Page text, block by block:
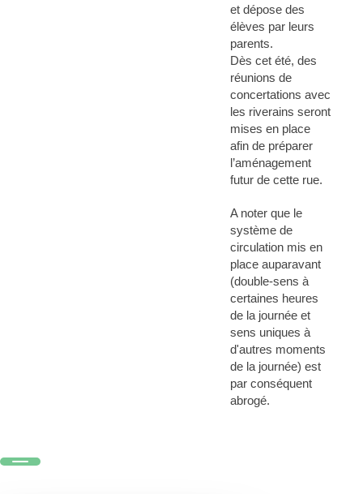
et dépose des
élèves par leurs
parents.
Dès cet été, des
réunions de
concertations avec
les riverains seront
mises en place
afin de préparer
l’aménagement
futur de cette rue.
A noter que le
système de
circulation mis en
place auparavant
(double-sens à
certaines heures
de la journée et
sens uniques à
d'autres moments
de la journée) est
par conséquent
abrogé.